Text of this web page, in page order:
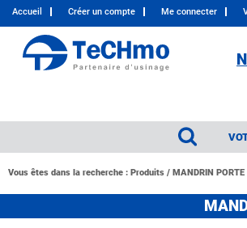
Accueil Créer un compte Me connecter
Vous êtes dans la recherche : Produits / MANDRIN